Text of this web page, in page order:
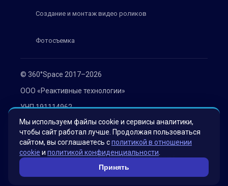
© 360°Space 2017–2026
ООО «Реактивные технологии»
УНП 191114962
г. Минск, ул. Мележа 1, офис 402
Политика конфиденциальности
Согласие на обработку персональных данных
Создание и монтаж видео роликов
Фотосъемка
Мы используем файлы cookie и сервисы аналитики,
чтобы сайт работал лучше. Продолжая пользоваться
сайтом, вы соглашаетесь сполитикой в отношении
cookie и политикой конфиденциальности
Принять